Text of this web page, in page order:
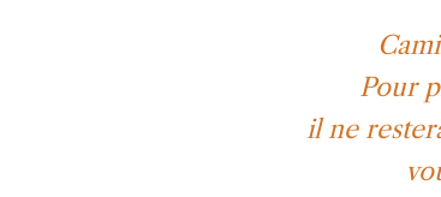
Pour
il ne